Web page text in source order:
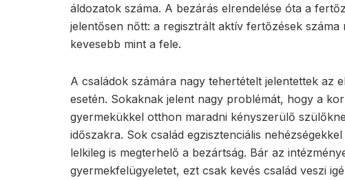
áldozatok száma. A bezárás elrendelése óta a
jelentősen nőtt: a regisztrált aktív fertőzések száma
kevesebb mint a fele.
A családok számára nagy tehertételt jelentettek az
esetén. Sokaknak jelent nagy problémát, hogy a
gyermekükkel otthon maradni kényszerülő
időszakra. Sok család egzisztenciális
lelkileg is megterhelő a bezártság. Bár az
gyermekfelügyeletet, ezt csak kevés család veszi